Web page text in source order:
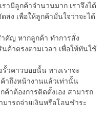
รามีลูกค้าจำนวนมาก เราจึงได้
ส่ง เพื่อให้ลูกค้ามั่นใจว่าจะได้
ำคัญ หากลูกค้า ทำการสั่ง
ค้าตรงตามเวลา เพื่อให้ทันใช้
วคาวบอยนั้น ทางเราจะ
าถึงหน้างานแล้วเท่านั้น
ค้าต้องการติดตั้งเอง สามารถ
ารถจ่ายเงินหรือโอนชำระ